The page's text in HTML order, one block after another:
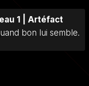
1
Artéfact
bon lui semble.